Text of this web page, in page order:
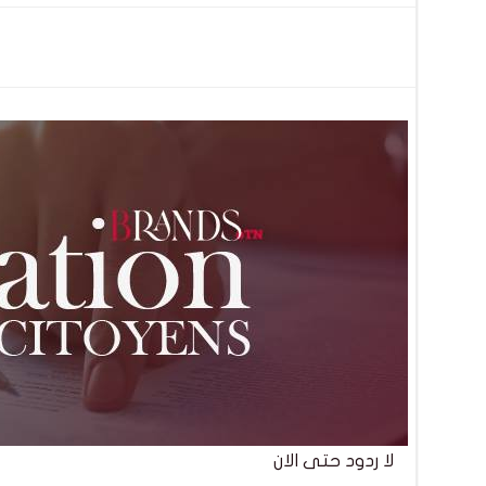
لا ردود حتى الان